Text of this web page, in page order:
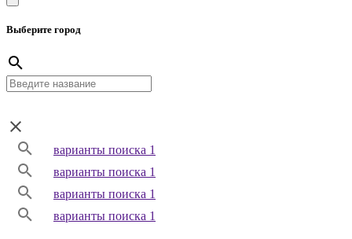
Выберите город
варианты поиска 1
варианты поиска 1
варианты поиска 1
варианты поиска 1